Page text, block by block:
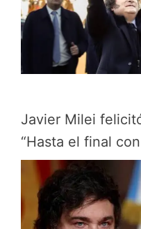
Javier Milei
“Hasta el final